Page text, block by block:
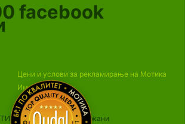
facebook
Цени и услови за рекламирање на Мотика
Импресум
Сите права се задржани